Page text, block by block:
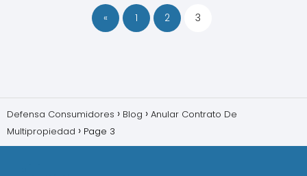
« 1 2 3
Defensa Consumidores Blog
Anular Contrato De
Multipropiedad
Page 3